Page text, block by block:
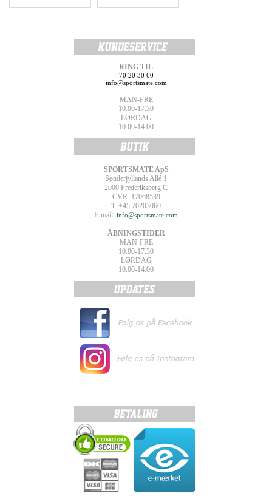
RING TIL
70 20 30 60
info@sportsmate.com
MAN-FRE
10.00-17.30
LØRDAG
10.00-14.00
SPORTSMATE ApS
Sønderjyllands Allé 1
2000 Frederiksberg C
CVR. 17068539
T. +45 70203060
E-mail: info@sportsmate.com
ÅBNINGSTIDER
MAN-FRE
10.00-17.30
LØRDAG
10.00-14.00